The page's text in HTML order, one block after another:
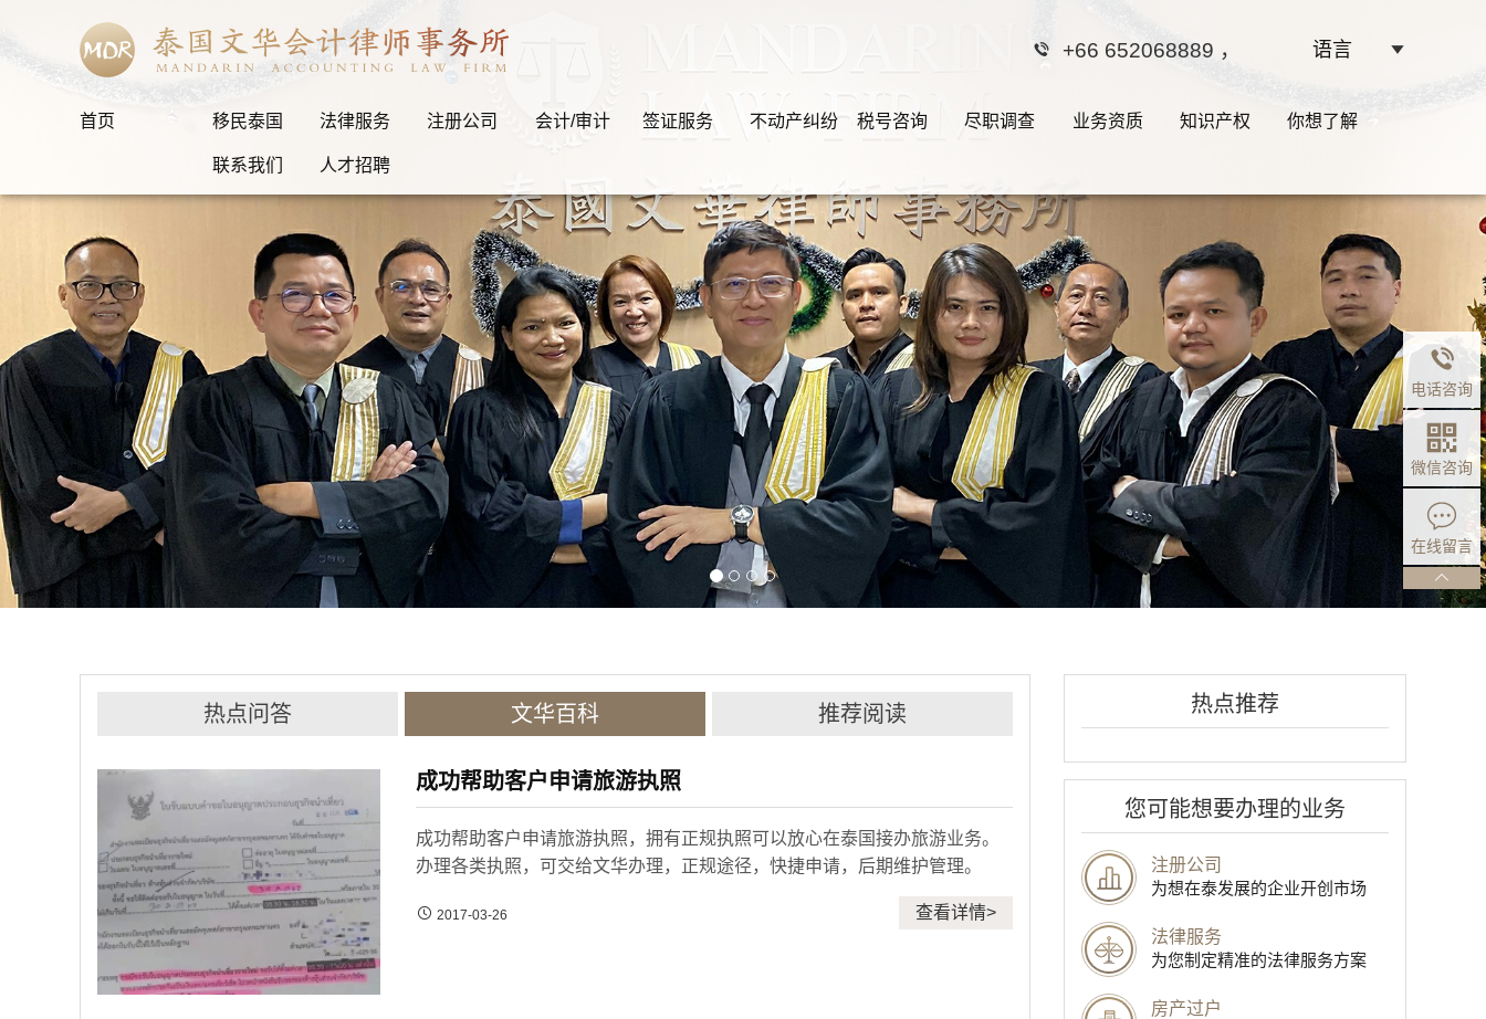
语言
+66 652068889 ，
首页 移民泰国 法律服务 注册公司 会计/审计 签证服务 不动产纠纷 税号咨询 尽职调查 业务资质 知识产权 你想了解
联系我们 人才招聘
“自由的边界是法律，法律的边
利”
文华泰国律师团队·您的私人法律顾问
热点问答 文华百科 推荐阅读
成功帮助客户申请旅游执照
成功帮助客户申请旅游执照，拥有正规执照可以放心在泰国接办旅游业务。
办理各类执照，可交给文华办理，正规途径，快捷申请，后期维护管理。
2017-03-26 查看详情>
热点推荐
您可能想要办理的业务
注册公司
为想在泰发展的企业开创市场
法律服务
为您制定精准的法律服务方案
房产过户
电话咨询
微信咨询
在线留言